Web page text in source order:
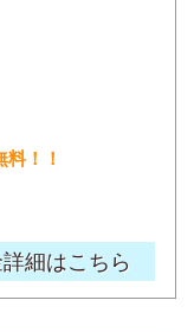
料！！
細はこちら